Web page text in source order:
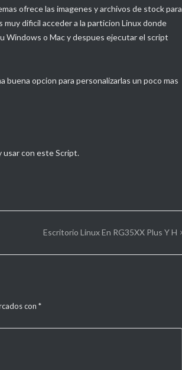
ofrece las imagenes y archivos de stock para
muy dificil acceder a la particion Linux donde
Windows o Mac y despues ejecutar el script
opcion para personalizarlas un poco mas
usar con este Script.
Escritorio Linux En RG35XX Plus Y H
con *